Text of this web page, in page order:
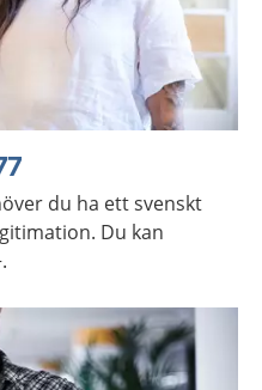
du ha ett svenskt
Du kan